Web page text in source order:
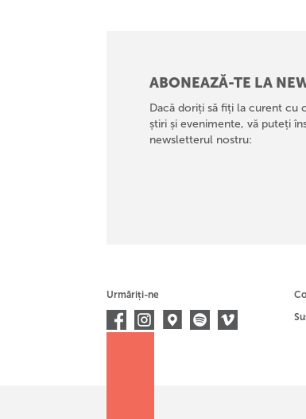
ABONEAZĂ-TE LA
Dacă doriți să fiți la curent cu
știri și evenimente, vă puteți
newsletterul nostru:
Urmăriți-ne